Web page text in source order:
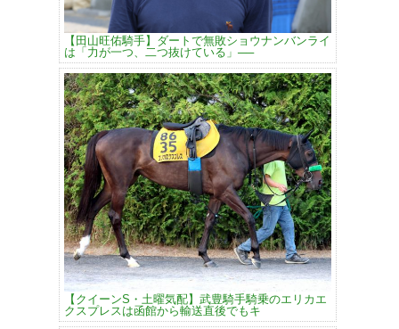
【田山旺佑騎手】ダートで無敗ショウナンバンライ
は「力が一つ、二つ抜けている」──
【クイーンS・土曜気配】武豊騎手騎乗のエリカエ
クスプレスは函館から輸送直後でもキ